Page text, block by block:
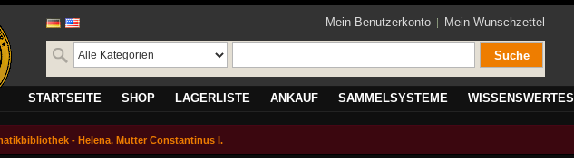
Mein Benutzerkonto Mein Wunschzettel
Suche
STARTSEITE SHOP LAGERLISTE ANKAUF SAMMELSYSTEME WISSENSWERTES
- Helena, Mutter Constantinus I.